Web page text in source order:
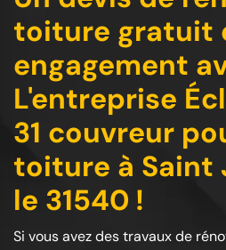
toiture gratuit
engagement
L'entreprise
31 couvreur
toiture à Saint
le 31540 !
Si vous avez des travaux de